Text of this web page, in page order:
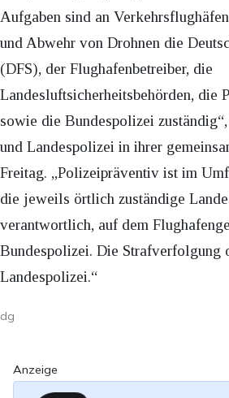
Aufgaben sind an
und Abwehr von Drohnen die
(DFS), der Flughafenbetreiber, die
Landesluftsicherheitsbehörden, die
sowie die Bundespolizei
und Landespolizei in ihrer
Freitag. „Polizeipräventiv ist im
die jeweils örtlich zuständige
verantwortlich, auf dem
Bundespolizei. Die Strafverfolgung
Landespolizei.“
dg
Anzeige